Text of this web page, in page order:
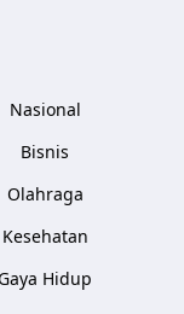
Nasional
Bisnis
Olahraga
Kesehatan
Hidup